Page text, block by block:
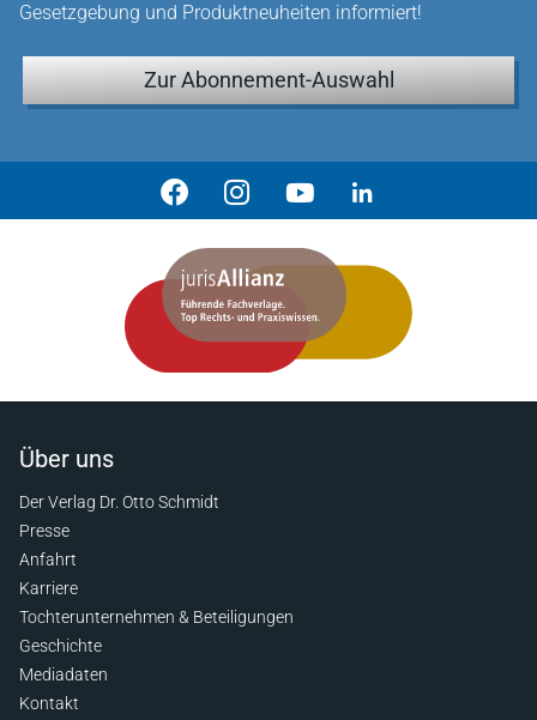
Gesetzgebung und Produktneuheiten informiert!
Zur Abonnement-Auswahl
Über uns
Der Verlag Dr. Otto Schmidt
Presse
Anfahrt
Karriere
Tochterunternehmen & Beteiligungen
Geschichte
Mediadaten
Kontakt